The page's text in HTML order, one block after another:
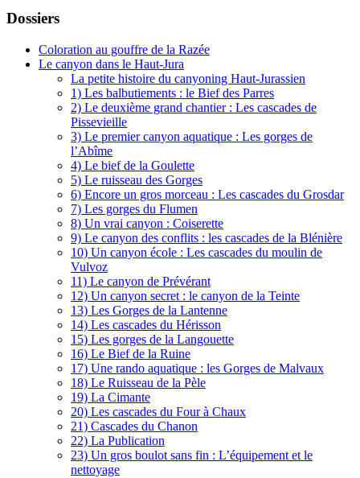
Dossiers
Coloration au gouffre de la Razée
Le canyon dans le Haut-Jura
La petite histoire du canyoning Haut-Jurassien
1) Les balbutiements : le Bief des Parres
2) Le deuxième grand chantier : Les cascades de
Pissevieille
3) Le premier canyon aquatique : Les gorges de
l’Abîme
4) Le bief de la Goulette
5) Le ruisseau des Gorges
6) Encore un gros morceau : Les cascades du Grosdar
7) Les gorges du Flumen
8) Un vrai canyon : Coiserette
9) Le canyon des conflits : les cascades de la Blénière
10) Un canyon école : Les cascades du moulin de
Vulvoz
11) Le canyon de Prévérant
12) Un canyon secret : le canyon de la Teinte
13) Les Gorges de la Lantenne
14) Les cascades du Hérisson
15) Les gorges de la Langouette
16) Le Bief de la Ruine
17) Une rando aquatique : les Gorges de Malvaux
18) Le Ruisseau de la Pèle
19) La Cimante
20) Les cascades du Four à Chaux
21) Cascades du Chanon
22) La Publication
23) Un gros boulot sans fin : L’équipement et le
nettoyage